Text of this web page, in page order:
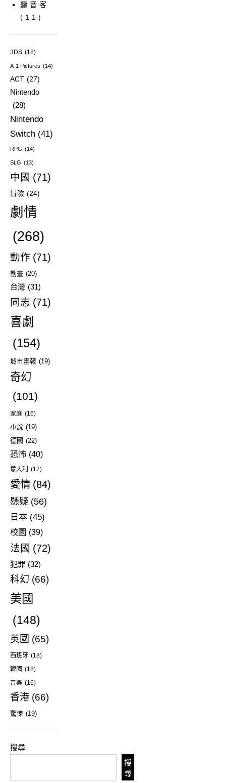
聽音客
(11)
3DS (18)
A-1 Pictures (14)
ACT (27)
Nintendo
(28)
Nintendo
Switch (41)
RPG (14)
SLG (13)
中國 (71)
冒險 (24)
劇情
(268)
動作 (71)
動畫 (20)
台灣 (31)
同志 (71)
喜劇
(154)
城市畫報 (19)
奇幻
(101)
家庭 (16)
小說 (19)
德國 (22)
恐怖 (40)
意大利 (17)
愛情 (84)
懸疑 (56)
日本 (45)
校園 (39)
法國 (72)
犯罪 (32)
科幻 (66)
美國
(148)
英國 (65)
西班牙 (18)
韓國 (18)
音樂 (16)
香港 (66)
驚悚 (19)
搜尋
搜
尋